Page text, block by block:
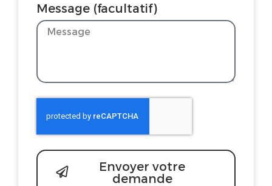
Message (facultatif)
Envoyer votre
demande